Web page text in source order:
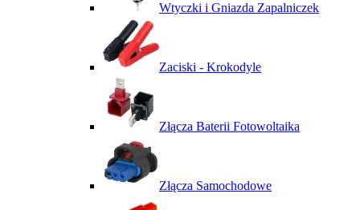
Wtyczki i Gniazda Zapalniczek
Zaciski - Krokodyle
Złącza Baterii Fotowoltaika
Złącza Samochodowe